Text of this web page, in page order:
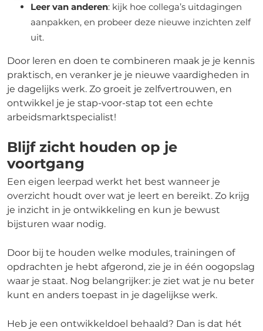
Leer van anderen: kijk hoe collega’s uitdagingen
aanpakken, en probeer deze nieuwe inzichten zelf
uit.
Door leren en doen te combineren maak je je kennis
praktisch, en veranker je je nieuwe vaardigheden in
je dagelijks werk. Zo groeit je zelfvertrouwen, en
ontwikkel je je stap-voor-stap tot een echte
arbeidsmarktspecialist!
Blijf zicht houden op je
voortgang
Een eigen leerpad werkt het best wanneer je
overzicht houdt over wat je leert en bereikt. Zo krijg
je inzicht in je ontwikkeling en kun je bewust
bijsturen waar nodig.
Door bij te houden welke modules, trainingen of
opdrachten je hebt afgerond, zie je in één oogopslag
waar je staat. Nog belangrijker: je ziet wat je nu beter
kunt en anders toepast in je dagelijkse werk.
Heb je een ontwikkeldoel behaald? Dan is dat hét